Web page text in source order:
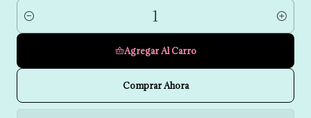
Cantidad
Agregar Al Carro
Comprar Ahora